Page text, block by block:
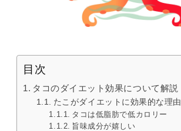
目次
タコのダイエット効果について解説
たこがダイエットに効果的な理由
タコは低脂肪で低カロリー
旨味成分が嬉しい